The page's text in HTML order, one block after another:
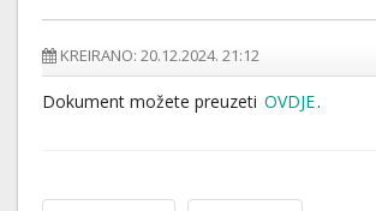
KREIRANO: 20.12.2024. 21:12
Dokument možete preuzeti OVDJE.